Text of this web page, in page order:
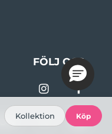
FÖLJ OSS
Kollektion Köp